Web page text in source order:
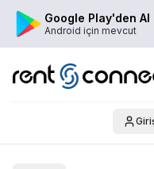
Google Play'den Al
Android için mevcut